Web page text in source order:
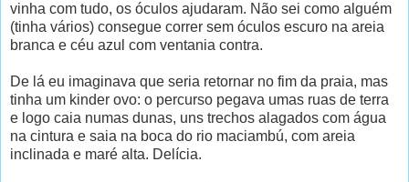
vinha com tudo, os óculos ajudaram. Não sei como alguém
(tinha vários) consegue correr sem óculos escuro na areia
branca e céu azul com ventania contra.
De lá eu imaginava que seria retornar no fim da praia, mas
tinha um kinder ovo: o percurso pegava umas ruas de terra
e logo caia numas dunas, uns trechos alagados com água
na cintura e saia na boca do rio maciambú, com areia
inclinada e maré alta. Delícia.